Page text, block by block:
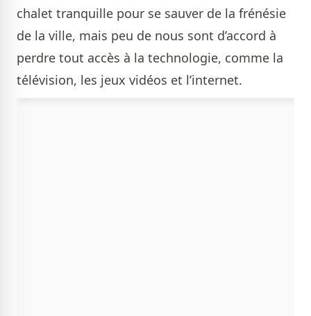
chalet tranquille pour se sauver de la frénésie
de la ville, mais peu de nous sont d’accord à
perdre tout accès à la technologie, comme la
télévision, les jeux vidéos et l’internet.